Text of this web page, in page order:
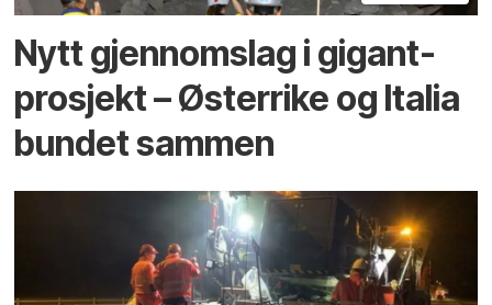
Nytt gjennomslag i gigant­
prosjekt – Østerrike og Italia
bundet sammen